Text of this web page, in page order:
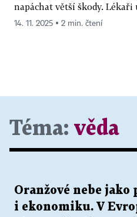
napáchat větší škody. Lékaři
14. 11. 2025 ▪ 2 min. čtení
Téma: věda
Oranžové nebe
i ekonomiku. V